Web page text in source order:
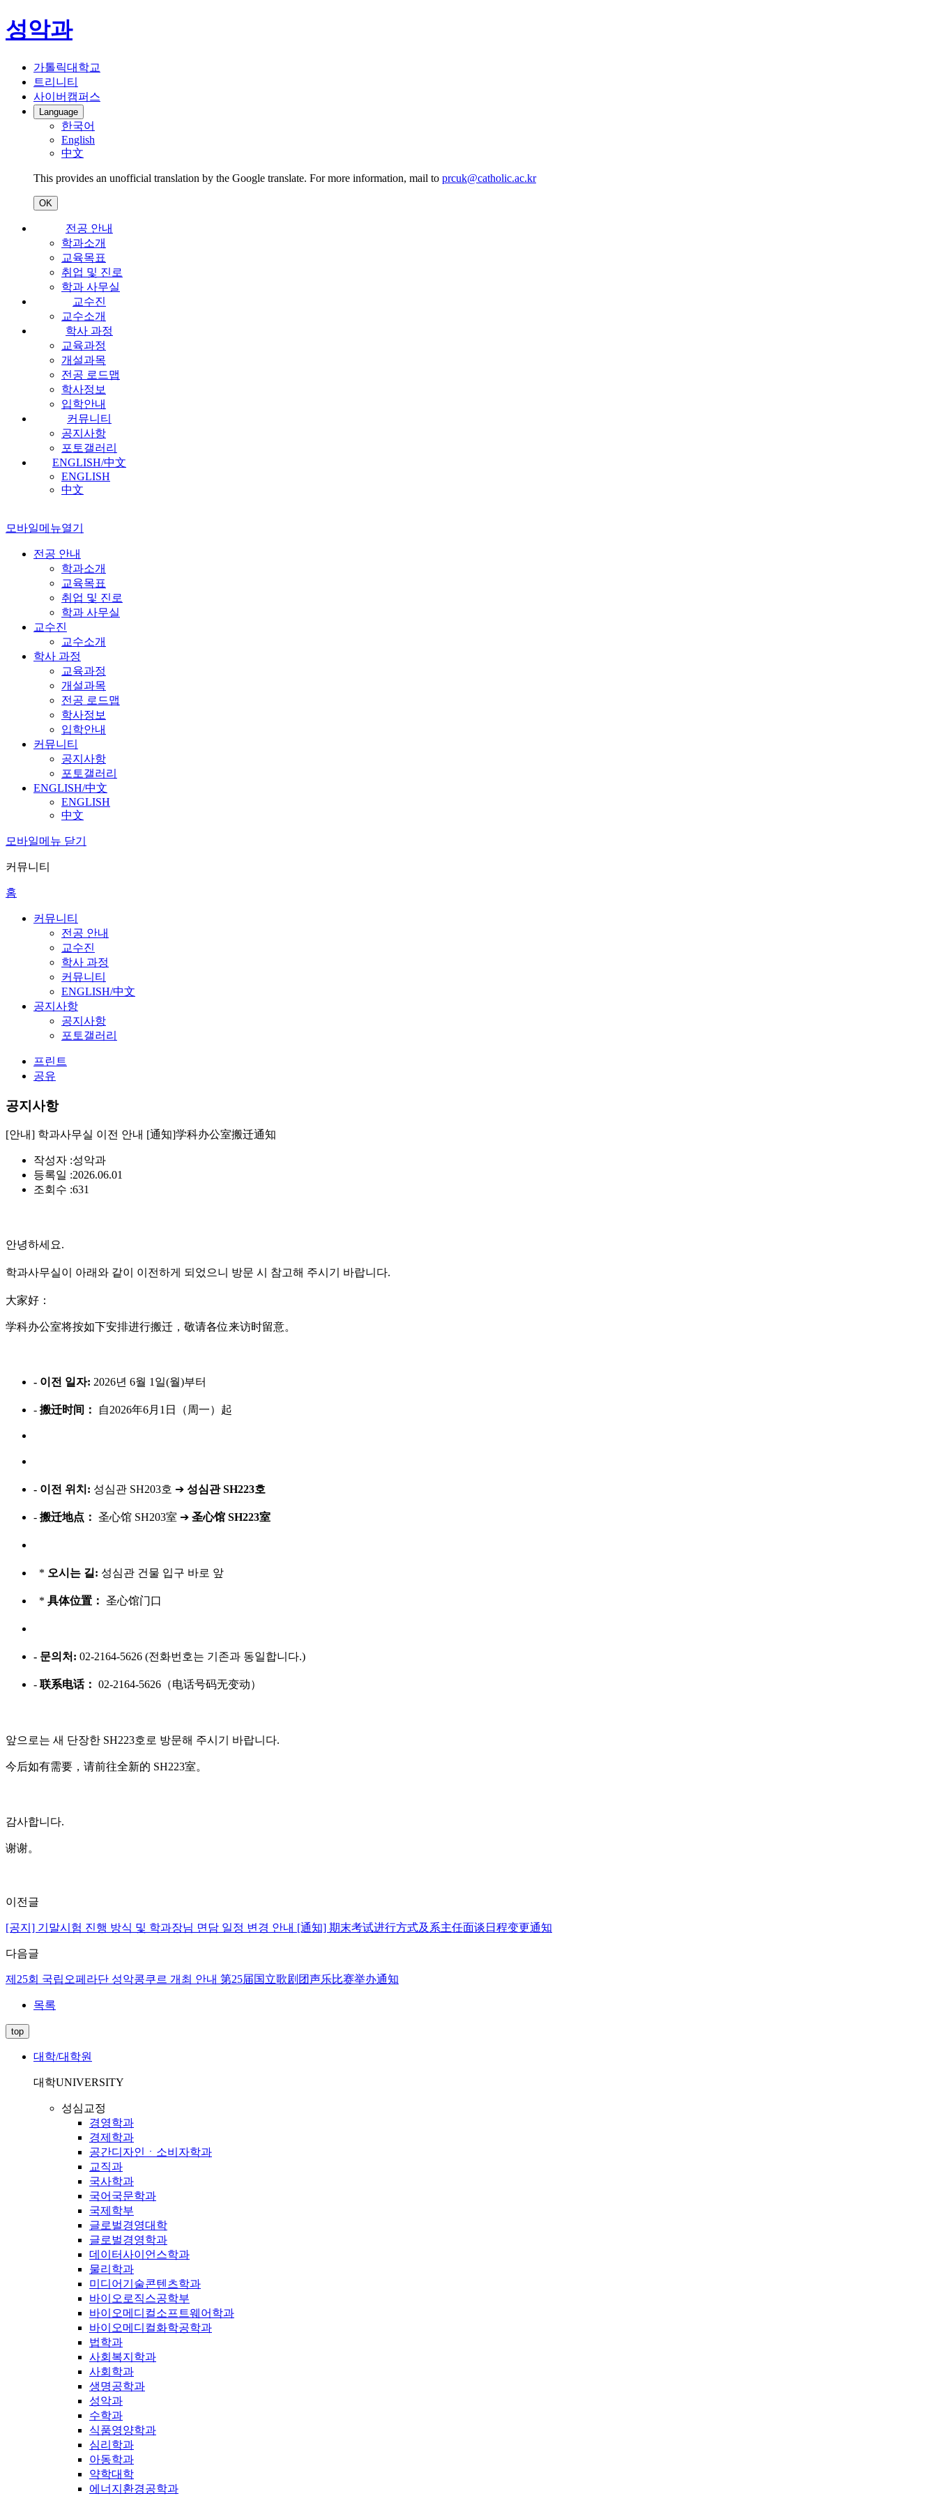
성악과
가톨릭대학교
트리니티
사이버캠퍼스
Language
한국어
English
中文
This provides an unofficial translation by the Google translate. For more information, mail to prcuk@catholic.ac.kr
OK
전공 안내
학과소개
교육목표
취업 및 진로
학과 사무실
교수진
교수소개
학사 과정
교육과정
개설과목
전공 로드맵
학사정보
입학안내
커뮤니티
공지사항
포토갤러리
ENGLISH/中文
ENGLISH
中文
모바일메뉴열기
전공 안내
학과소개
교육목표
취업 및 진로
학과 사무실
교수진
교수소개
학사 과정
교육과정
개설과목
전공 로드맵
학사정보
입학안내
커뮤니티
공지사항
포토갤러리
ENGLISH/中文
ENGLISH
中文
모바일메뉴 닫기
커뮤니티
홈
커뮤니티
전공 안내
교수진
학사 과정
커뮤니티
ENGLISH/中文
공지사항
공지사항
포토갤러리
프린트
공유
공지사항
[안내] 학과사무실 이전 안내 [通知]学科办公室搬迁通知
작성자 :성악과
등록일 :2026.06.01
조회수 :631
안녕하세요.
학과사무실이 아래와 같이 이전하게 되었으니 방문 시 참고해 주시기 바랍니다.
大家好：
学科办公室将按如下安排进行搬迁，敬请各位来访时留意。
- 이전 일자: 2026년 6월 1일(월)부터
- 搬迁时间： 自2026年6月1日（周一）起
- 이전 위치: 성심관 SH203호 ➔ 성심관 SH223호
- 搬迁地点： 圣心馆 SH203室 ➔ 圣心馆 SH223室
* 오시는 길: 성심관 건물 입구 바로 앞
* 具体位置： 圣心馆门口
- 문의처: 02-2164-5626 (전화번호는 기존과 동일합니다.)
- 联系电话： 02-2164-5626（电话号码无变动）
앞으로는 새 단장한 SH223호로 방문해 주시기 바랍니다.
今后如有需要，请前往全新的 SH223室。
감사합니다.
谢谢。
이전글
[공지] 기말시험 진행 방식 및 학과장님 면담 일정 변경 안내 [通知] 期末考试进行方式及系主任面谈日程变更通知
다음글
제25회 국립오페라단 성악콩쿠르 개최 안내 第25届国立歌剧团声乐比赛举办通知
목록
top
대학/대학원
대학UNIVERSITY
성심교정
경영학과
경제학과
공간디자인ㆍ소비자학과
교직과
국사학과
국어국문학과
국제학부
글로벌경영대학
글로벌경영학과
데이터사이언스학과
물리학과
미디어기술콘텐츠학과
바이오로직스공학부
바이오메디컬소프트웨어학과
바이오메디컬화학공학과
법학과
사회복지학과
사회학과
생명공학과
성악과
수학과
식품영양학과
심리학과
아동학과
약학대학
에너지환경공학과